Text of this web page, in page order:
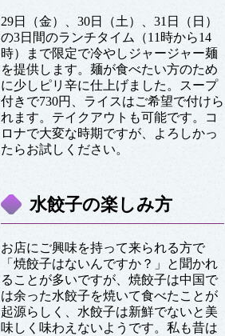
29日（金）、30日（土）、31日（日）
の3日間のランチタイム（11時から14
時）まで限定で冷やしジャージャー麺
を提供します。麺が食べたい方のため
に少しピリ辛に仕上げました。スープ
付きで730円、ライスはご希望で付けら
れます。テイクアウトも可能です。コ
ロナで大変な時期ですが、よろしかっ
たらお試しください。
水餃子の楽しみ方
お店にご興味を持って来られる方で
「焼餃子はないんですか？」と聞かれ
ることが多いですが、焼餃子は中国で
は余った水餃子を焼いて食べたことが
起源らしく、水餃子は新鮮でないと美
味しく味わえないようです。私も昔は